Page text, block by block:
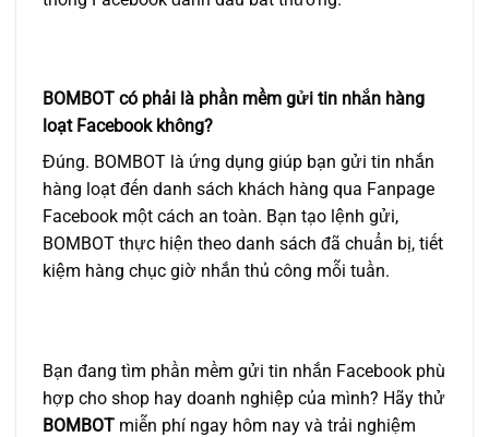
BOMBOT có phải là phần mềm gửi tin nhắn hàng
loạt Facebook không?
Đúng. BOMBOT là ứng dụng giúp bạn gửi tin nhắn
hàng loạt đến danh sách khách hàng qua Fanpage
Facebook một cách an toàn. Bạn tạo lệnh gửi,
BOMBOT thực hiện theo danh sách đã chuẩn bị, tiết
kiệm hàng chục giờ nhắn thủ công mỗi tuần.
Bạn đang tìm phần mềm gửi tin nhắn Facebook phù
hợp cho shop hay doanh nghiệp của mình? Hãy thử
BOMBOT miễn phí ngay hôm nay và trải nghiệm